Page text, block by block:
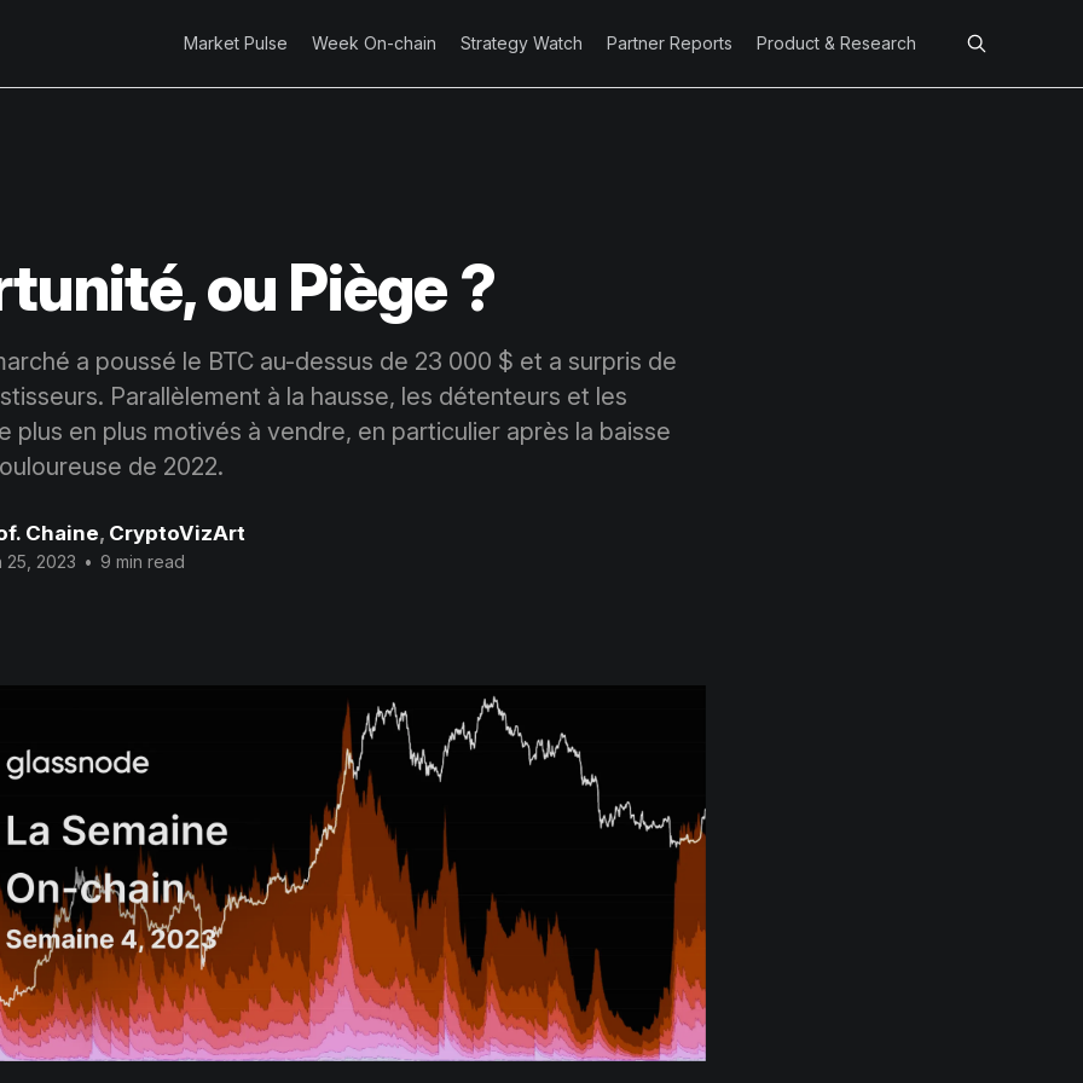
Market Pulse Week On-chain Strategy Watch Partner Reports Product & Research
ou Piège ?
a poussé le BTC au-dessus de 23 000 $ et a surpris de
Parallèlement à la hausse, les détenteurs et les
plus en plus motivés à vendre, en particulier après la baisse
de 2022.
Chaine, CryptoVizArt
25, 2023 • 9 min read